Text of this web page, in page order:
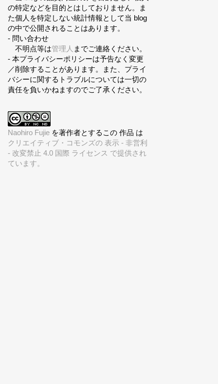
の特定などを目的とはしておりません。ま
た個人を特定しない統計情報として当 blog
の中で公開されることはあります。
- 問い合わせ
不明点等は管理人 までご連絡ください。
- 本プライバシーポリシーは予告なく変更
／削除することがあります。また、プライ
バシーに関するトラブルについては一切の
責任を負いかねますのでご了承ください。
Naohiro Fujie を著作者とするこの 作品 は
クリエイティブ・コモンズの 表示 - 非営利
- 改変禁止 4.0 国際 ライセンス で提供され
ています。